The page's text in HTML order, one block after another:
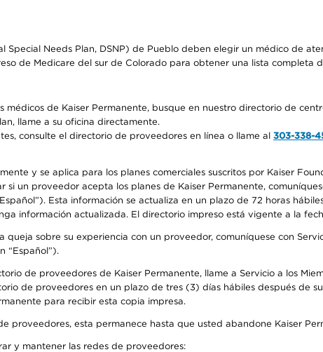
Special Needs Plan, DSNP) de Pueblo deben elegir un médico de
de Medicare del sur de Colorado para obtener una lista completa
de Kaiser Permanente, busque en nuestro directorio de
llame a su oficina directamente.
consulte el directorio de proveedores en línea o llame al 303-338-
y se aplica para los planes comerciales suscritos por Kaiser
si un proveedor acepta los planes de Kaiser Permanente,
Esta información se actualiza en un plazo de 72 horas
información actualizada. El directorio impreso está vigente a la
sobre su experiencia con un proveedor, comuníquese con
“Español”).
de proveedores de Kaiser Permanente, llame a Servicio a los
de proveedores en un plazo de tres (3) días hábiles después de
para recibir esta copia impresa.
proveedores, esta permanece hasta que usted abandone Kaiser
y mantener las redes de proveedores: